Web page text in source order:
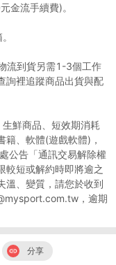
金流手續費)。
流到貨另需1-3個工作
詢裡追蹤商品出貨與配
鮮商品、短效期消耗
、軟體(遊戲軟體)，
公告「通訊交易解除權
較短或解約時即將逾之
溫、變質，請您於收到
，逾期
分享